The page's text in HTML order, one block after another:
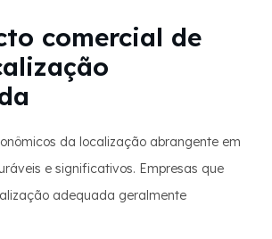
comercial de
da localização abrangente em
e significativos. Empresas que
adequada geralmente